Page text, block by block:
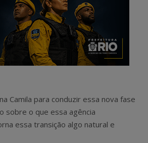
Camila para conduzir essa nova fase
sobre o que essa agência
essa transição algo natural e